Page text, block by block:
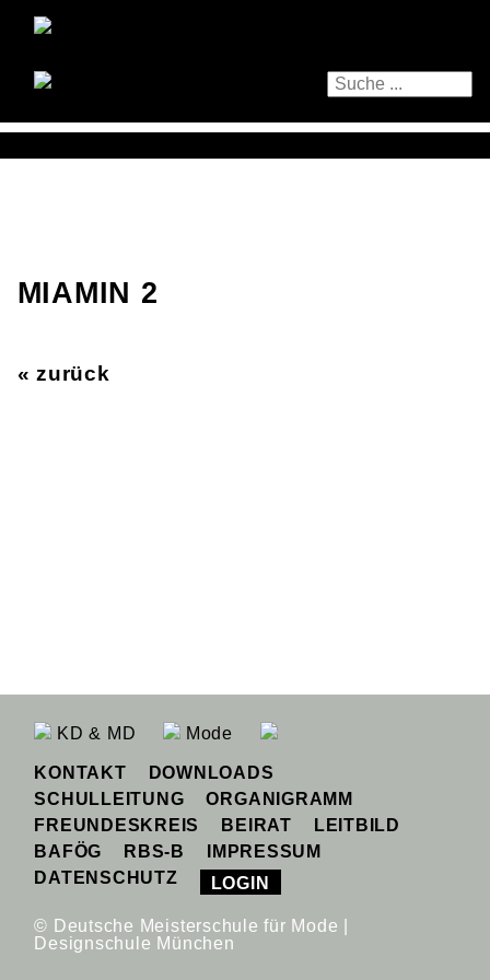
MIAMIN 2
« zurück
KD & MD Mode
KONTAKT
DOWNLOADS
SCHULLEITUNG
ORGANIGRAMM
FREUNDESKREIS
BEIRAT
LEITBILD
BAFÖG
RBS-B
IMPRESSUM
DATENSCHUTZ
LOGIN
© Deutsche Meisterschule für Mode |
Designschule München